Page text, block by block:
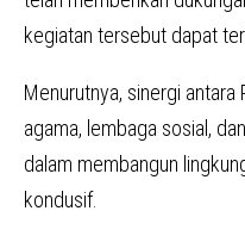
kegiatan tersebut dapat
Menurutnya, sinergi
agama, lembaga sosial,
dalam membangun
kondusif.